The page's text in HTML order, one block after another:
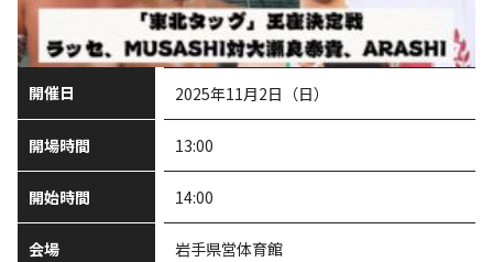
開催日 2025年11月2日（日）
開場時間 13:00
開始時間 14:00
会場 岩手県営体育館